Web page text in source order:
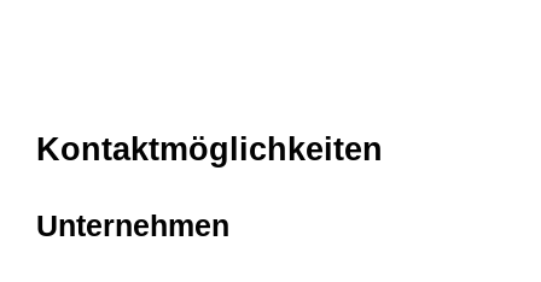
Kontaktmöglichkeiten
Unternehmen